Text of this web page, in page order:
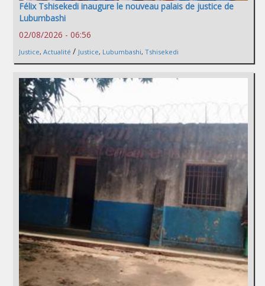
Félix Tshisekedi inaugure le nouveau palais de justice de
Lubumbashi
02/08/2026 - 06:56
Justice, Actualité / Justice, Lubumbashi, Tshisekedi